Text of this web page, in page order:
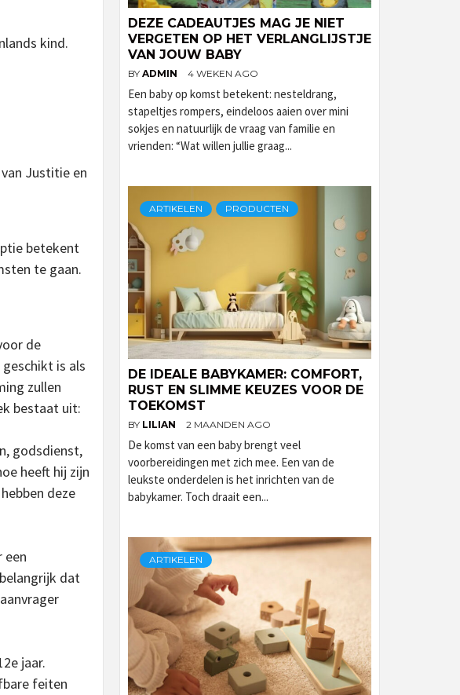
kind.
Justitie en
betekent
te gaan.
de
is als
zullen
bestaat uit:
godsdienst,
heeft hij zijn
deze
een
dat
jaar.
feiten
DEZE CADEAUTJES MAG JE NIET
VERGETEN OP HET VERLANGLIJSTJE
VAN JOUW BABY
BY ADMIN 4 WEKEN AGO
Een baby op komst betekent: nesteldrang,
stapeltjes rompers, eindeloos aaien over mini
sokjes en natuurlijk de vraag van familie en
vrienden: “Wat willen jullie graag...
ARTIKELEN PRODUCTEN
DE IDEALE BABYKAMER: COMFORT,
RUST EN SLIMME KEUZES VOOR DE
TOEKOMST
BY LILIAN 2 MAANDEN AGO
De komst van een baby brengt veel
voorbereidingen met zich mee. Een van de
leukste onderdelen is het inrichten van de
babykamer. Toch draait een...
ARTIKELEN